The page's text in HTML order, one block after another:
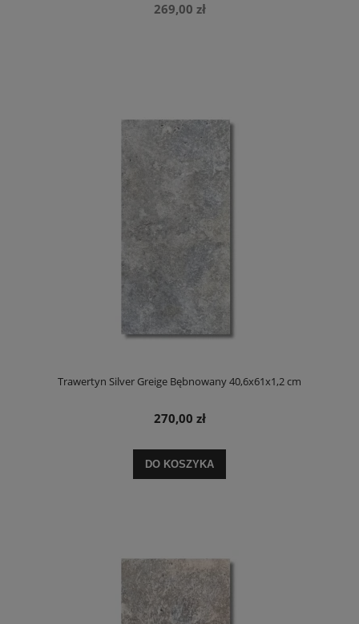
269,00 zł
Trawertyn Silver Greige Bębnowany 40,6x61x1,2 cm
270,00 zł
DO KOSZYKA